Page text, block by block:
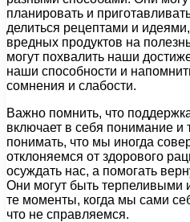
планировать и
делиться рецептами и
вредных продуктов на
могут похвалить наши
наши способности и
сомнения и слабости.
Важно помнить, что
включает в себя понимание и
понимать, что мы иногда
отклоняемся от здорового
осуждать нас, а помогать
Они могут быть терпеливыми
те моменты, когда мы сами
что не справляемся.